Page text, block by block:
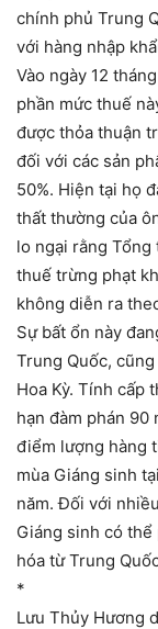
chính phủ Trung
với hàng nhập
Vào ngày 12
phần mức thuế
được thỏa thuận
đối với các sản
50%. Hiện tại họ
thất thường của
lo ngại rằng Tổng
thuế trừng phạt
không diễn ra
Sự bất ổn này
Trung Quốc,
Hoa Kỳ. Tính cấp
hạn đàm phán 90
điểm lượng hàng
mùa Giáng sinh
năm. Đối với
Giáng sinh có
hóa từ Trung
*
Lưu Thủy Hương